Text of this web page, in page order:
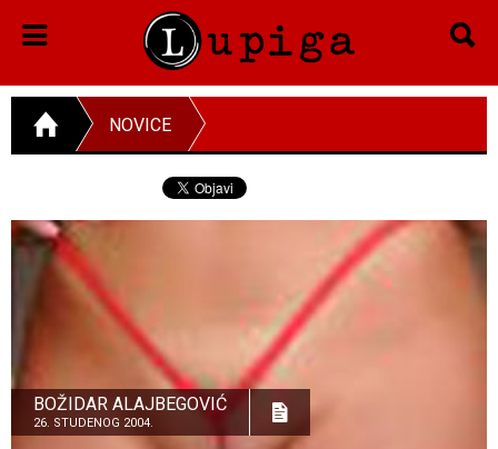
NOVICE
BOŽIDAR ALAJBEGOVIĆ
26. STUDENOG 2004.